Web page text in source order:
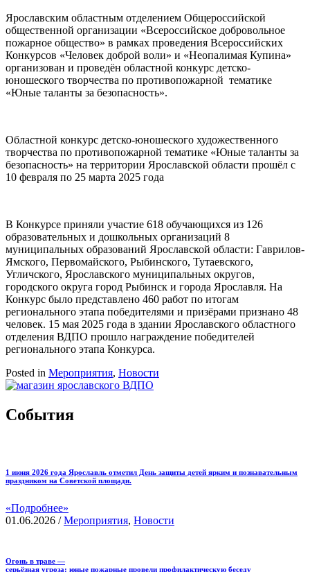
Ярославским областным отделением Общероссийской
общественной организации «Всероссийское добровольное
пожарное общество» в рамках проведения Всероссийских
Конкурсов «Человек доброй воли» и «Неопалимая Купина»
организован и проведён областной конкурс детско-
юношеского творчества по противопожарной тематике
«Юные таланты за безопасность».
Областной конкурс детско-юношеского художественного
творчества по противопожарной тематике «Юные таланты за
безопасность» на территории Ярославской области прошёл с
10 февраля по 25 марта 2025 года
В Конкурсе приняли участие 618 обучающихся из 126
образовательных и дошкольных организаций 8
муниципальных образований Ярославской области: Гаврилов-
Ямского, Первомайского, Рыбинского, Тутаевского,
Угличского, Ярославского муниципальных округов,
городского округа город Рыбинск и города Ярославля. На
Конкурс было представлено 460 работ по итогам
регионального этапа победителями и призёрами признано 48
человек. 15 мая 2025 года в здании Ярославского областного
отделения ВДПО прошло награждение победителей
регионального этапа Конкурса.
Posted in Мероприятия, Новости
События
1 июня 2026 года Ярославль отметил День защиты детей ярким и познавательным
праздником на Советской площади.
«Подробнее»
01.06.2026 /Мероприятия, Новости
Огонь в траве —
серьёзная угроза: юные пожарные провели профилактическую беседу